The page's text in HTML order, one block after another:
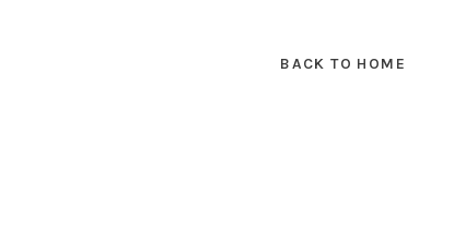
BACK TO HOME